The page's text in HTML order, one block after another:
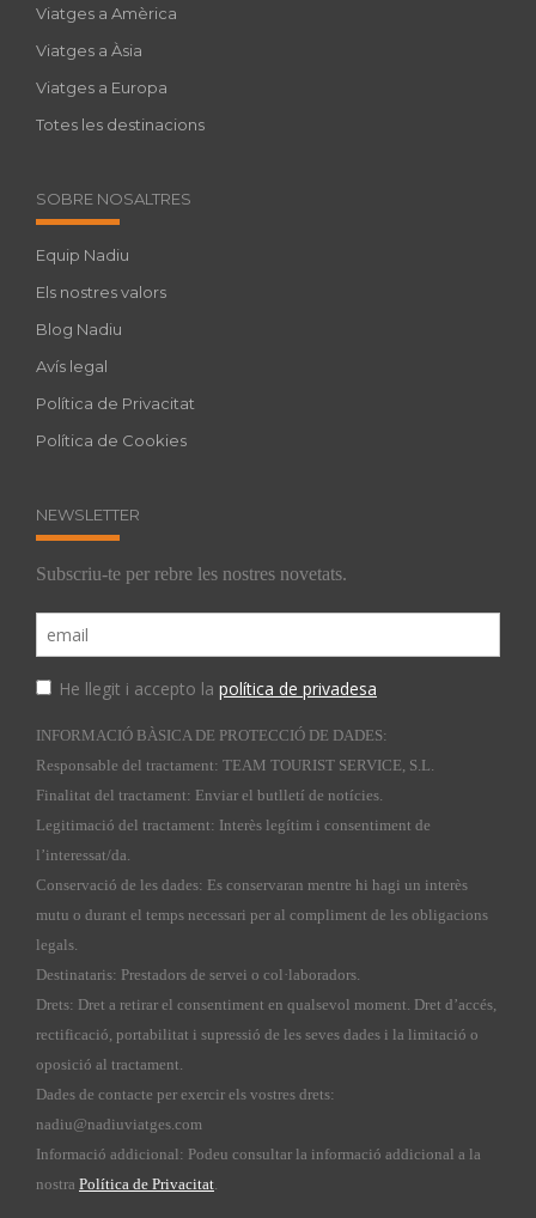
Viatges a Amèrica
Viatges a Àsia
Viatges a Europa
Totes les destinacions
SOBRE NOSALTRES
Equip Nadiu
Els nostres valors
Blog Nadiu
Avís legal
Política de Privacitat
Política de Cookies
NEWSLETTER